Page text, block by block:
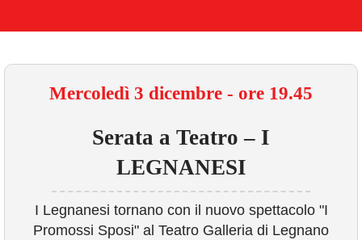
IL COMUNE
AREE TEMATICHE
VIVERE VANZAGO
Mercoledì 3 dicembre - ore 19.45
Serata a Teatro – I
LEGNANESI
I Legnanesi tornano con il nuovo spettacolo "I
Promossi Sposi" al Teatro Galleria di Legnano